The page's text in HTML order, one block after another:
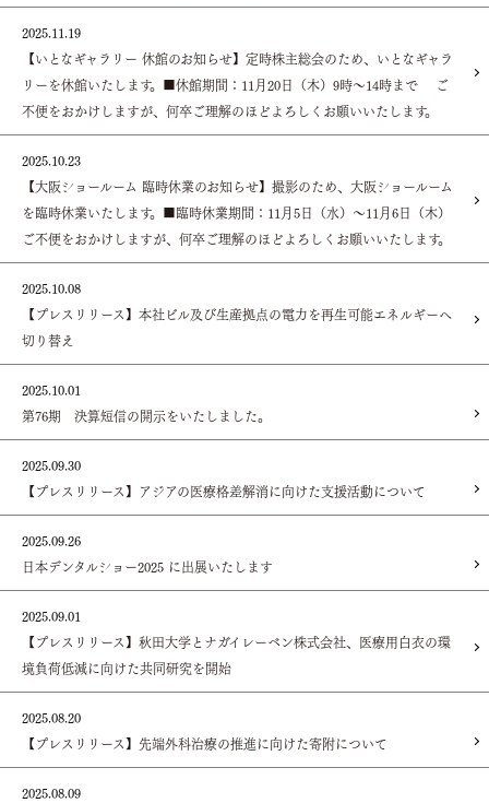
2025.11.19
【いとなギャラリー 休館のお知らせ】定時株主総会のため、いとなギャラ
リーを休館いたします。■休館期間：11月20日（木）9時～14時まで ご
不便をおかけしますが、何卒ご理解のほどよろしくお願いいたします。
2025.10.23
【大阪ショールーム 臨時休業のお知らせ】撮影のため、大阪ショールーム
を臨時休業いたします。■臨時休業期間：11月5日（水）～11月6日（木）
ご不便をおかけしますが、何卒ご理解のほどよろしくお願いいたします。
2025.10.08
【プレスリリース】本社ビル及び生産拠点の電力を再生可能エネルギーへ
切り替え
2025.10.01
第76期 決算短信の開示をいたしました。
2025.09.30
【プレスリリース】アジアの医療格差解消に向けた支援活動について
2025.09.26
日本デンタルショー2025 に出展いたします
2025.09.01
【プレスリリース】秋田大学とナガイレーベン株式会社、医療用白衣の環
境負荷低減に向けた共同研究を開始
2025.08.20
【プレスリリース】先端外科治療の推進に向けた寄附について
2025.08.09